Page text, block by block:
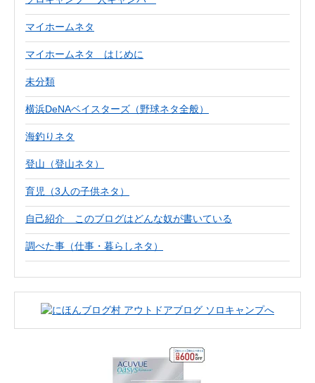
マイホームネタ
マイホームネタ はじめに
未分類
横浜DeNAベイスターズ（野球ネタ全般）
海釣りネタ
登山（登山ネタ）
育児（3人の子供ネタ）
自己紹介 このブログはどんな奴が書いている
調べた事（仕事・暮らしネタ）